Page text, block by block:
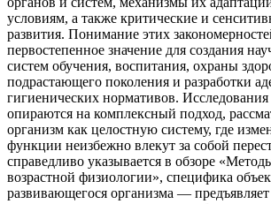
условиям, а также критические и
развития. Понимание этих
первостепенное значение для создания
систем обучения, воспитания, охраны
подрастающего поколения и разработки
гигиенических нормативов.
опираются на комплексный подход,
организм как целостную систему, где
функции неизбежно влекут за собой
справедливо указывается в обзоре
возрастной физиологии», специфика
развивающегося организма —